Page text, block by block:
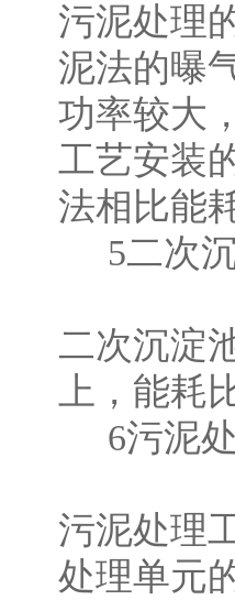
污泥处理
泥法的曝
功率较大
工艺安装
法相比能
5二次
二次沉淀
上，能耗
6污泥
污泥处理
处理单元